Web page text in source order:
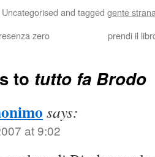
and tagged gente
zero prendi il
to tutto fa Brodo
says:
at 9:02